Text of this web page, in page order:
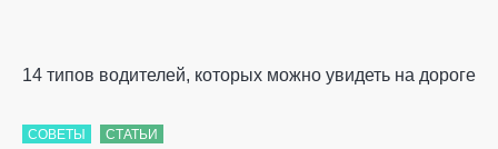
14 типов водителей, которых можно увидеть на дороге
СОВЕТЫ СТАТЬИ